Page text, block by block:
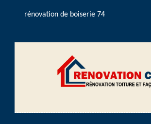
rénovation de boiserie 74